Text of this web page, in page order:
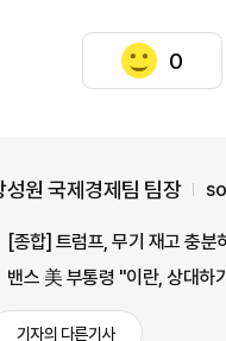
0
성원 국제경제팀 팀장
[종합] 트럼프, 무기 재고 충
밴스 美 부통령 "이란, 상대하
기자의 다른기사